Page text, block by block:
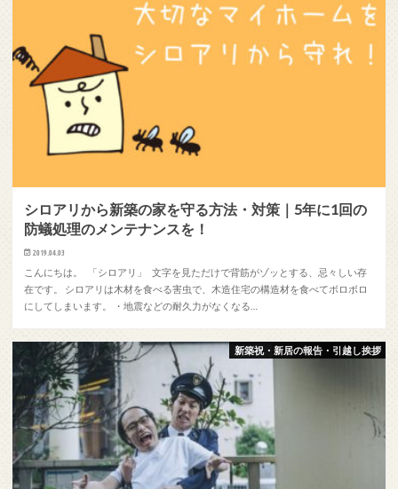
シロアリから新築の家を守る方法・対策｜5年に1回の
防蟻処理のメンテナンスを！
2019.04.03
こんにちは。 「シロアリ」 文字を見ただけで背筋がゾッとする、忌々しい存
在です。 シロアリは木材を食べる害虫で、木造住宅の構造材を食べてボロボロ
にしてしまいます。 ・地震などの耐久力がなくなる…
新築祝・新居の報告・引越し挨拶